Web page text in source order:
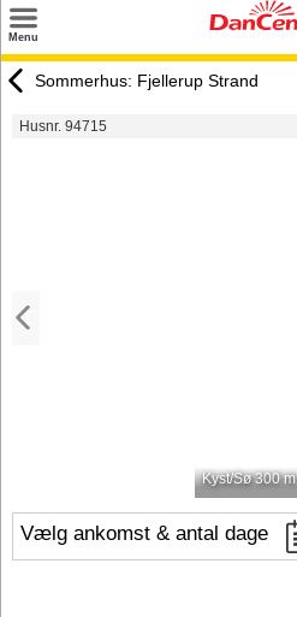
Menu
Tilbud
Sommerhus: Fjellerup Strand
Husnr. 94715
Kyst/Sø 300 m
Vælg ankomst & antal dage